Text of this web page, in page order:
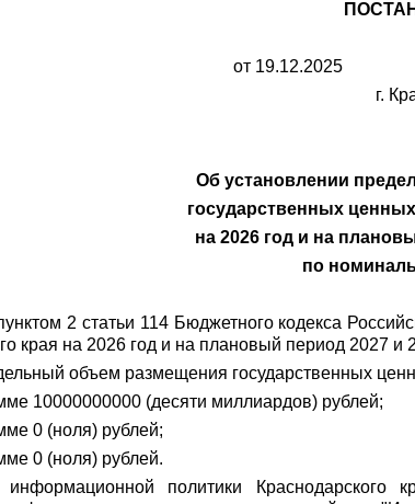
от
г.
Об установлении
государственных
на 2026 год и на
по
2 статьи 114 Бюджетного кодекса
края на 2026 год и на плановый период 2027 и
объем размещения государственных
10000000000 (десяти миллиардов) рублей;
0 (ноля) рублей;
0 (ноля) рублей.
политики Краснодарского